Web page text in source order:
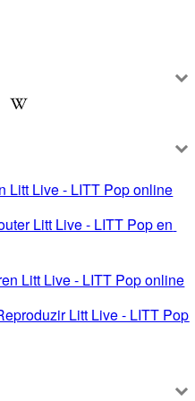
Litt Live - LITT Pop online
Litt Live - LITT Pop en
Litt Live - LITT Pop online
Litt Live - LITT Pop